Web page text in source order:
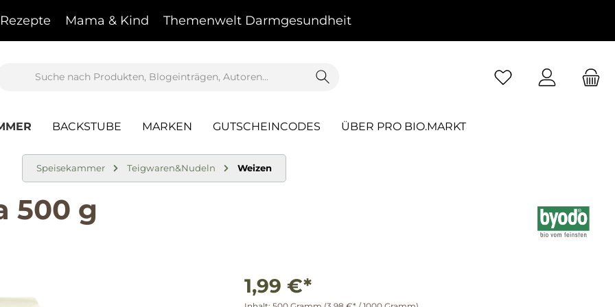
Rezepte Mama & Kind Themenwelt Darmgesundheit
BACKSTUBE MARKEN GUTSCHEINCODES ÜBER PRO BIO.MARKT
Speisekammer Teigwaren&Nudeln Weizen
500 g
1,99 €*